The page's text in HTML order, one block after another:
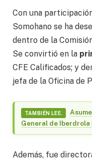
Con una
Somohano se ha
dentro de la
Se convirtió en la
CFE Calificados; y
jefa de la Oficina de
TAMBIÉN LEE.
General de Iberdrola
Además, fue